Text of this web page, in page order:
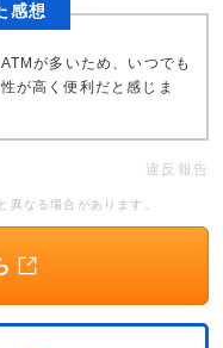
感想
が多いため、いつでも
が高く便利だと感じま
違反報告
なる場合があります。